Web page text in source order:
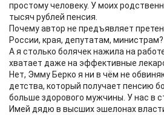
простому человеку. У моих
тысяч рублей пенсия.
Почему автор не предъявляет
России, края, депутатам,
А я столько болячек нажила на
хватает даже на эффективные
Нет, Эмму Берко я ни в чём не
детства, который получает пенсию
больше здорового мужчины. У нас в
Имей дядю в высших эшелонах